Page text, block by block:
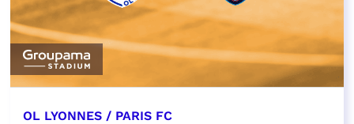
OL LYONNES / PARIS FC